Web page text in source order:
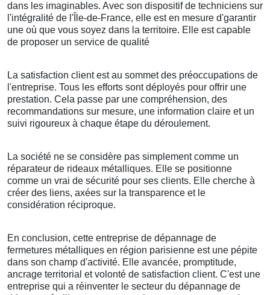
dans les imaginables. Avec son dispositif de techniciens sur
l'intégralité de l'Île-de-France, elle est en mesure d'garantir
une où que vous soyez dans la territoire. Elle est capable
de proposer un service de qualité
La satisfaction client est au sommet des préoccupations de
l'entreprise. Tous les efforts sont déployés pour offrir une
prestation. Cela passe par une compréhension, des
recommandations sur mesure, une information claire et un
suivi rigoureux à chaque étape du déroulement.
La société ne se considère pas simplement comme un
réparateur de rideaux métalliques. Elle se positionne
comme un vrai de sécurité pour ses clients. Elle cherche à
créer des liens, axées sur la transparence et le
considération réciproque.
En conclusion, cette entreprise de dépannage de
fermetures métalliques en région parisienne est une pépite
dans son champ d'activité. Elle avancée, promptitude,
ancrage territorial et volonté de satisfaction client. C'est une
entreprise qui a réinventer le secteur du dépannage de